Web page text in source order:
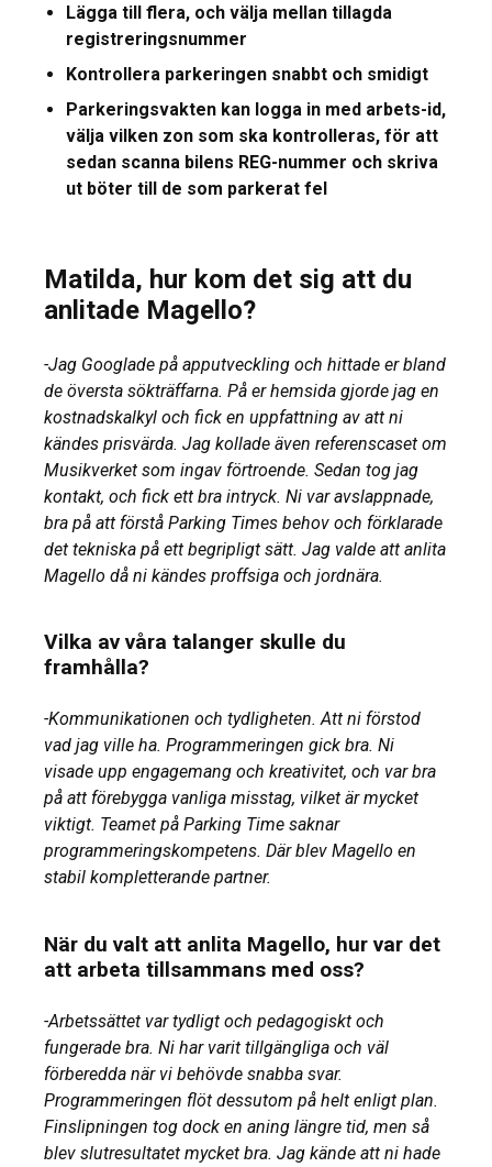
Lägga till flera, och välja mellan tillagda
registreringsnummer
Kontrollera parkeringen snabbt och smidigt
Parkeringsvakten kan logga in med arbets-id,
välja vilken zon som ska kontrolleras, för att
sedan scanna bilens REG-nummer och skriva
ut böter till de som parkerat fel
Matilda, hur kom det sig att du
anlitade Magello?
-Jag Googlade på apputveckling och hittade er bland
de översta sökträffarna. På er hemsida gjorde jag en
kostnadskalkyl och fick en uppfattning av att ni
kändes prisvärda. Jag kollade även referenscaset om
Musikverket som ingav förtroende. Sedan tog jag
kontakt, och fick ett bra intryck. Ni var avslappnade,
bra på att förstå Parking Times behov och förklarade
det tekniska på ett begripligt sätt. Jag valde att anlita
Magello då ni kändes proffsiga och jordnära.
Vilka av våra talanger skulle du
framhålla?
-Kommunikationen och tydligheten. Att ni förstod
vad jag ville ha. Programmeringen gick bra. Ni
visade upp engagemang och kreativitet, och var bra
på att förebygga vanliga misstag, vilket är mycket
viktigt. Teamet på Parking Time saknar
programmeringskompetens. Där blev Magello en
stabil kompletterande partner.
När du valt att anlita Magello, hur var det
att arbeta tillsammans med oss?
-Arbetssättet var tydligt och pedagogiskt och
fungerade bra. Ni har varit tillgängliga och väl
förberedda när vi behövde snabba svar.
Programmeringen flöt dessutom på helt enligt plan.
Finslipningen tog dock en aning längre tid, men så
blev slutresultatet mycket bra. Jag kände att ni hade